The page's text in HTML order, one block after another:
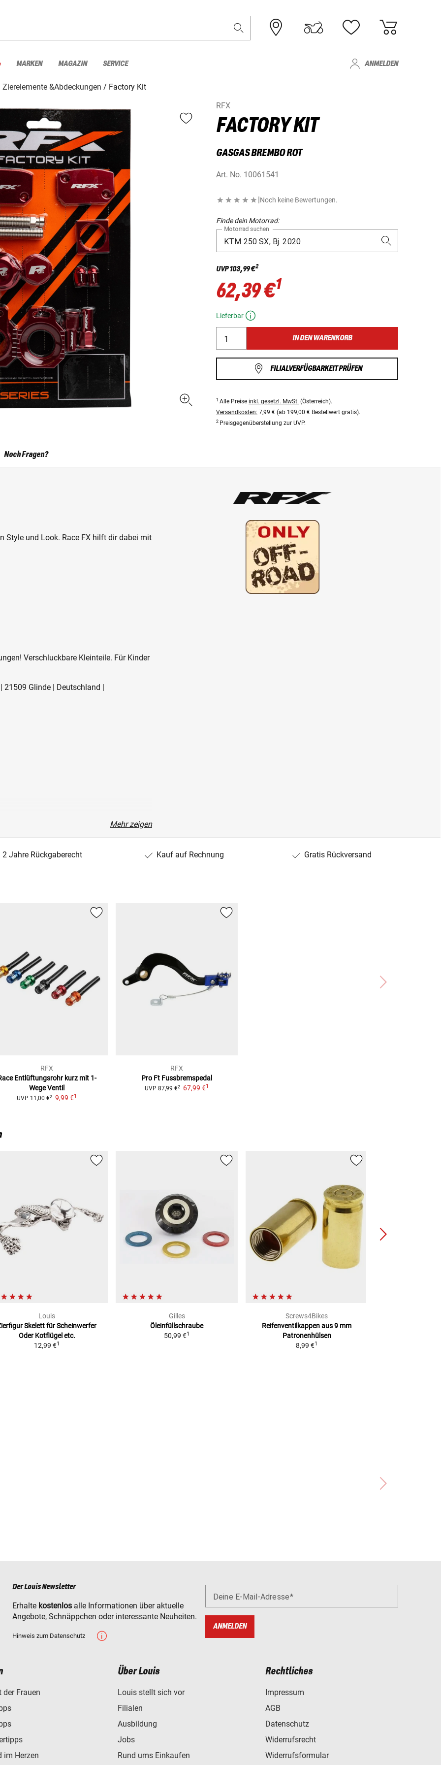
MARKEN MAGAZIN SERVICE ANMELDEN
Zierelemente &Abdeckungen
Factory Kit
RFX
FACTORY KIT
GASGAS BREMBO ROT
Art. No. 10061541
|Noch keine Bewertungen.
Finde dein Motorrad:
Motorrad suchen
UVP103,99 €2
62,39 €1
Lieferbar
IN DEN WARENKORB
FILIALVERFÜGBARKEIT PRÜFEN
1 Alle Preise inkl. gesetzl. MwSt. (Österreich).
Versandkosten: 7,99 € (ab 199,00 € Bestellwert gratis).
2 Preisgegenüberstellung zur UVP.
Style und Look. Race FX hilft dir dabei mit
Verschluckbare Kleinteile. Für Kinder
Glinde | Deutschland |
Mehr zeigen
Noch Fragen?
2 Jahre Rückgaberecht Kauf auf Rechnung Gratis Rückversand
RFX
Entlüftungsrohr kurz mit 1-
Wege Ventil
UVP 11,00 €2 9,99 €1
RFX
Pro Ft Fussbremspedal
UVP 87,99 €2 67,99 €1
Louis
Skelett für Scheinwerfer
Oder Kotflügel etc.
12,99 €1
Gilles
Öleinfüllschraube
50,99 €1
Screws4Bikes
Reifenventilkappen aus 9 mm
Patronenhülsen
8,99 €1
Der Louis Newsletter
Erhalte kostenlos alle Informationen über aktuelle
Angebote, Schnäppchen oder interessante Neuheiten.
Hinweis zum Datenschutz
Deine E-Mail-Adresse
ANMELDEN
der Frauen
im Herzen
Über Louis
Louis stellt sich vor
Filialen
Ausbildung
Jobs
Rund ums Einkaufen
Rechtliches
Impressum
AGB
Datenschutz
Widerrufsrecht
Widerrufsformular